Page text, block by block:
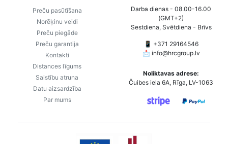
Preču pasūtīšana
Norēķinu veidi
Preču piegāde
Preču garantija
Kontakti
Distances līgums
Saistību atruna
Datu aizsardzība
Par mums
Darba dienas - 08.00-16.00
(GMT+2)
Sestdiena, Svētdiena - Brīvs
📱 +371 29164546
📩 info@hrcgroup.lv
Noliktavas adrese:
Čuibes iela 6A, Rīga, LV-1063